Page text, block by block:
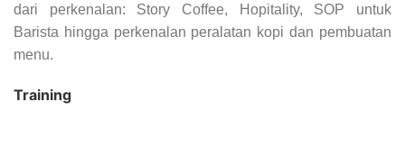
dari perkenalan: Story Coffee, Hopitality, SOP untuk
Barista hingga perkenalan peralatan kopi dan pembuatan
menu.
Training